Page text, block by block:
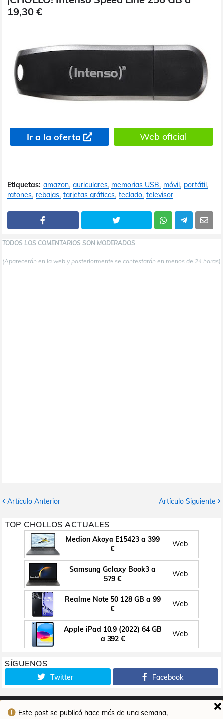
19,30 €
Ir a la oferta Web oficial
Este post se publicó hace más de una semana,
Etiquetas: amazon auriculares memorias USB móvil portátil
ratones rebajas tarjetas gráficas teclado televisor
TODOS LOS COMENTARIOS SON MODERADOS
(Aparecerán en la web y posteriormente se contestarán en menos de 24 horas)
Artículo Anterior Artículo Siguiente
TOP CHOLLOS ACTUALES
Medion Akoya E15423 a 399
€
Web
Samsung Galaxy Book3 a
579 €
Web
Realme Note 50 128 GB a 99
€
Web
Apple iPad 10.9 (2022) 64 GB
a 392 €
Web
SÍGUENOS
Twitter Facebook